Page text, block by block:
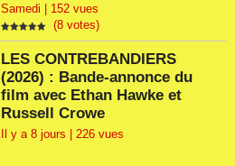
Samedi | 152 vues
(8 votes)
LES CONTREBANDIERS
(2026) : Bande-annonce du
film avec Ethan Hawke et
Russell Crowe
Il y a 8 jours | 226 vues